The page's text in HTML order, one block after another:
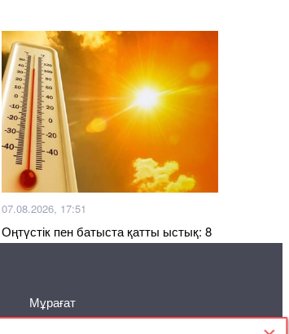
07.08.2026, 17:51
Оңтүстік пен батыста қатты ыстық: 8
тамызға ауа райы болжамы
Мұрағат